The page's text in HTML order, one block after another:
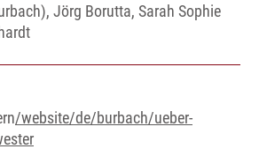
Jörg Borutta, Sarah Sophie
/website/de/burbach/ueber-